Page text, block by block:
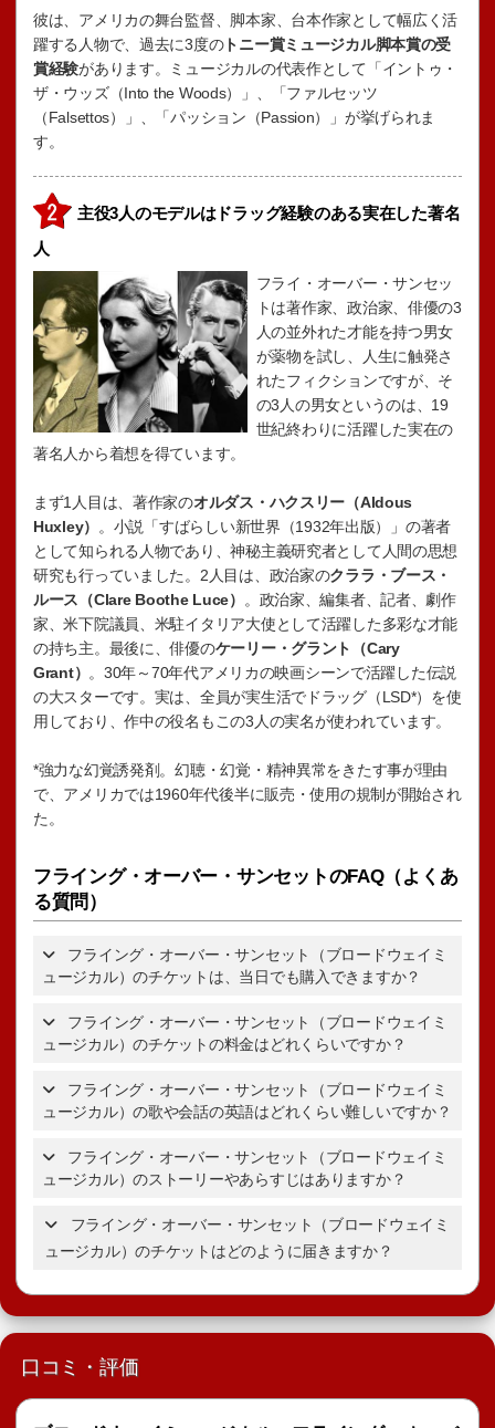
彼は、アメリカの舞台監督、脚本家、台本作家として幅広く活
躍する人物で、過去に3度のトニー賞ミュージカル脚本賞の受
賞経験があります。ミュージカルの代表作として「イントゥ・
ザ・ウッズ（Into the Woods）」、「ファルセッツ
（Falsettos）」、「パッション（Passion）」が挙げられま
す。
主役3人のモデルはドラッグ経験のある実在した著名
人
フライ・オーバー・サンセッ
トは著作家、政治家、俳優の3
人の並外れた才能を持つ男女
が薬物を試し、人生に触発さ
れたフィクションですが、そ
の3人の男女というのは、19
世紀終わりに活躍した実在の
著名人から着想を得ています。
まず1人目は、著作家のオルダス・ハクスリー（Aldous
Huxley）
。小説「すばらしい新世界（1932年出版）」の著者
として知られる人物であり、神秘主義研究者として人間の思想
研究も行っていました。2人目は、政治家のクララ・ブース・
ルース（Clare Boothe Luce）
。政治家、編集者、記者、劇作
家、米下院議員、米駐イタリア大使として活躍した多彩な才能
の持ち主。最後に、俳優のケーリー・グラント（Cary
Grant） 。30年～70年代アメリカの映画シーンで活躍した伝説
の大スターです。実は、全員が実生活でドラッグ（LSD*）を使
用しており、作中の役名もこの3人の実名が使われています。
*強力な幻覚誘発剤。幻聴・幻覚・精神異常をきたす事が理由
で、アメリカでは1960年代後半に販売・使用の規制が開始され
た。
フライング・オーバー・サンセットのFAQ（よくあ
る質問）
フライング・オーバー・サンセット（ブロードウェイミ
ュージカル）のチケットは、当日でも購入できますか？
フライング・オーバー・サ
フライング・オーバー・サンセット（ブロードウェイミ
ュージカル）のチケットの料金はどれくらいですか？
を表示。
フライング・オーバー・サンセット（ブロードウェイミ
ュージカル）の歌や会話の英語はどれくらい難しいですか？
ブロードウェイミュージカル
の選び方ガイド
フライング・オーバー・サンセット（ブロードウェイミ
ュージカル）のストーリーやあらすじはありますか？
フライング・オーバ
フライング・オーバー・サンセット（ブロードウェイミ
ュージカル）のチケットはどのように届きますか？
口コミ・評価